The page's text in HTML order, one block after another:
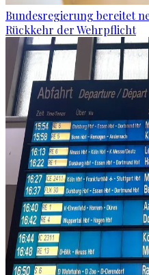
Bundesregierung bereitet
Rückkehr der Wehrpflicht